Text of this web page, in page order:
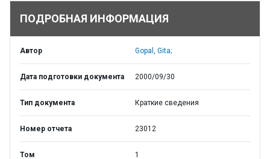
ПОДРОБНАЯ ИНФОРМАЦИЯ
Автор Gopal, Gita;
Дата подготовки документа 2000/09/30
Тип документа Краткие сведения
Номер отчета 23012
Том 1